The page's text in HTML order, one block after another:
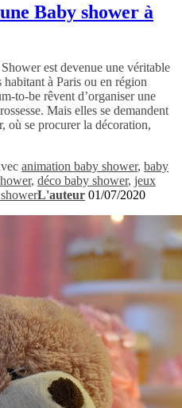
Baby shower à
est devenue une véritable
à Paris ou en région
to-be rêvent d’organiser une
Mais elles se demandent
où se procurer la décoration,
animation baby shower, baby
, déco baby shower, jeux
L'auteur 01/07/2020